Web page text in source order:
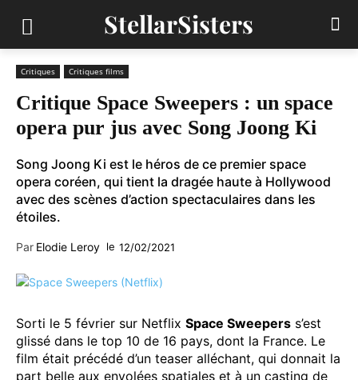
StellarSisters
Critiques Critiques films
Critique Space Sweepers : un space
opera pur jus avec Song Joong Ki
Song Joong Ki est le héros de ce premier space
opera coréen, qui tient la dragée haute à Hollywood
avec des scènes d’action spectaculaires dans les
étoiles.
Par Elodie Leroy le 12/02/2021
Sorti le 5 février sur Netflix Space Sweepers s’est
glissé dans le top 10 de 16 pays, dont la France. Le
film était précédé d’un teaser alléchant, qui donnait la
part belle aux envolées spatiales et à un casting de